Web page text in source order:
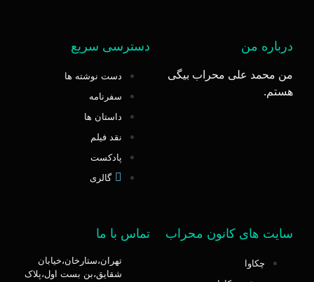
درباره من
من محمد علی محراب بیگی
هستم.
دسترسی سریع
دست نوشته ها
سفرنامه
داستان ها
نقد فیلم
پادکست
گالری
سایت های کانون محراب
چکاوا
تماس با ما
تهران،ستارخان،خیابان
شقایق،بن بست اول،پلاک